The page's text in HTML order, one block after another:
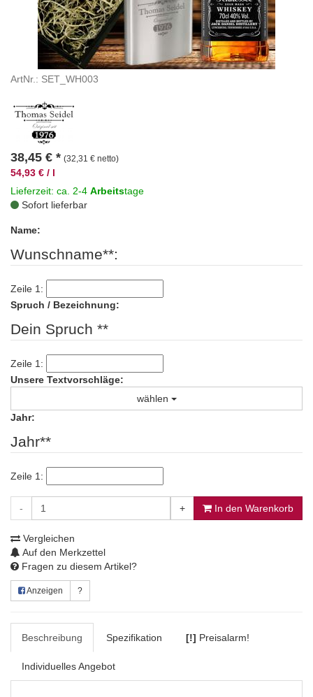
ArtNr.: SET_WH003
38,45 € * (32,31 € netto)
54,93 € / l
Lieferzeit: ca. 2-4 Arbeitstage
Sofort lieferbar
Name:
Wunschname**:
Zeile 1:
Spruch / Bezeichnung:
Dein Spruch **
Zeile 1:
Unsere Textvorschläge:
wählen
Jahr:
Jahr**
Zeile 1:
- + In den Warenkorb
Vergleichen
Auf den Merkzettel
Fragen zu diesem Artikel?
Anzeigen ?
Beschreibung Spezifikation [!] Preisalarm!
Individuelles Angebot